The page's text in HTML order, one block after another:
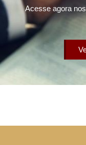
Acesse agora